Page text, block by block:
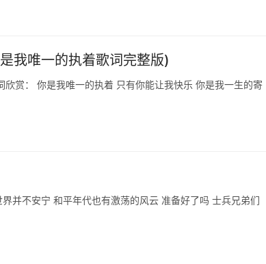
我唯一的执着歌词完整版)
赏： 你是我唯一的执着 只有你能让我快乐 你是我一生的寄
并不安宁 和平年代也有激荡的风云 准备好了吗 士兵兄弟们